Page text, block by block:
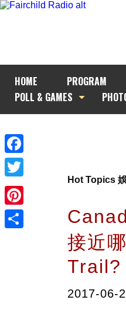
HOME PROGRAM
POLL & GAMES
Facebook
Twitter
Pinterest
Hot Topics
接近
Trail?
2017-06-